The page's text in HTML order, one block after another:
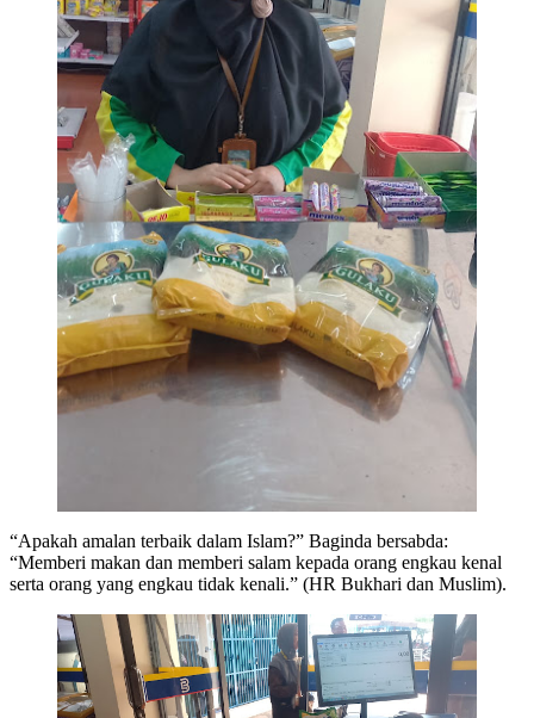
“Apakah amalan terbaik dalam Islam?” Baginda bersabda:
“Memberi makan dan memberi salam kepada orang engkau kenal
serta orang yang engkau tidak kenali.” (HR Bukhari dan Muslim).